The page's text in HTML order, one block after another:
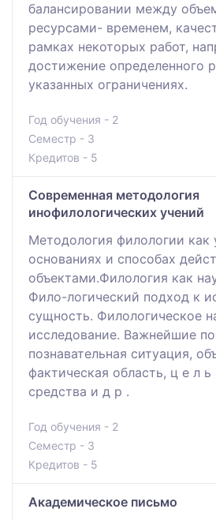
балансировании между
ресурсами- временем,
рамках некоторых работ,
достижение определенного
указанных ограничениях.
Год обучения - 2
Семестр - 3
Кредитов - 5
Современная методология
инофилологических учений
Методология филологии как
основаниях и способах
объектами.Филология как
Фило-логический подход к
сущность. Филологическое
исследование. Важнейшие
познавательная ситуация,
фактическая область, ц е л ь
средства и д р .
Год обучения - 2
Семестр - 3
Кредитов - 5
Академическое письмо